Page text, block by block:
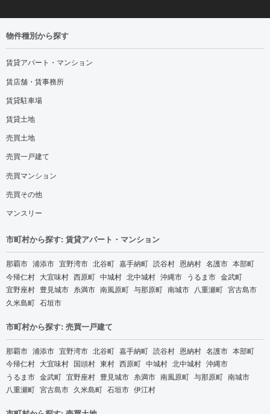
物件種別から探す
賃貸アパート・マンション
賃店舗・賃事務所
賃貸駐車場
賃貸土地
売買土地
売買一戸建て
売買マンション
売買その他
マンスリー
市町村から探す: 賃貸アパート・マンション
那覇市 浦添市 宜野湾市 北谷町 嘉手納町 読谷村 恩納村 名護市 本部町
今帰仁村 大宜味村 西原町 中城村 北中城村 沖縄市 うるま市 金武町
宜野座村 豊見城市 糸満市 南風原町 与那原町 南城市 八重瀬町 宮古島市
久米島町 石垣市
市町村から探す: 売買一戸建て
那覇市 浦添市 宜野湾市 北谷町 嘉手納町 読谷村 恩納村 名護市 本部町
今帰仁村 大宜味村 国頭村 東村 西原町 中城村 北中城村 沖縄市
うるま市 金武町 宜野座村 豊見城市 糸満市 南風原町 与那原町 南城市
八重瀬町 宮古島市 久米島町 石垣市 伊江村